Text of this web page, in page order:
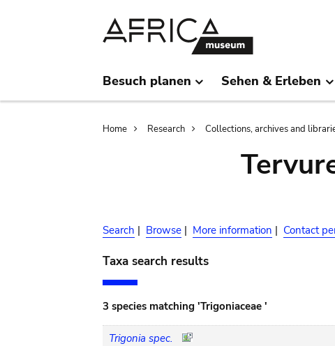
Besuch planen Sehen & Erleben
Breadcrumb
Home Research Collections, archives and
Search | Browse | More information | Contact
Taxa search results
3 species matching 'Trigoniaceae '
Trigonia spec.